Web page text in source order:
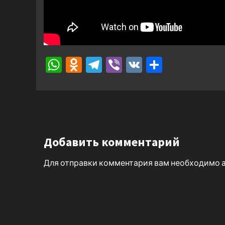
WhatsApp
Odnoklassniki
Telegram
Viber
VK
Добавить комментарий
Для отправки комментария вам необходимо